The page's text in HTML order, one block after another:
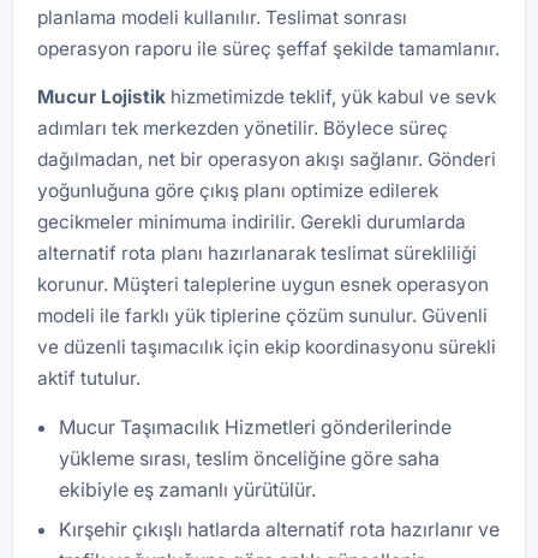
planlama modeli kullanılır. Teslimat sonrası
operasyon raporu ile süreç şeffaf şekilde tamamlanır.
Mucur Lojistik hizmetimizde teklif, yük kabul ve sevk
adımları tek merkezden yönetilir. Böylece süreç
dağılmadan, net bir operasyon akışı sağlanır. Gönderi
yoğunluğuna göre çıkış planı optimize edilerek
gecikmeler minimuma indirilir. Gerekli durumlarda
alternatif rota planı hazırlanarak teslimat sürekliliği
korunur. Müşteri taleplerine uygun esnek operasyon
modeli ile farklı yük tiplerine çözüm sunulur. Güvenli
ve düzenli taşımacılık için ekip koordinasyonu sürekli
aktif tutulur.
Mucur Taşımacılık Hizmetleri gönderilerinde
yükleme sırası, teslim önceliğine göre saha
ekibiyle eş zamanlı yürütülür.
Kırşehir çıkışlı hatlarda alternatif rota hazırlanır ve